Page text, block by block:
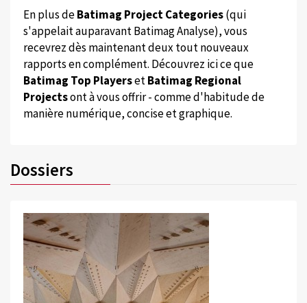
En plus deBatimag Project Categories(qui
s'appelait auparavant Batimag Analyse), vous
recevrez dès maintenant deux tout nouveaux
rapports en complément. Découvrez ici ce que
Batimag Top PlayersetBatimag Regional
Projectsont à vous offrir - comme d'habitude de
manière numérique, concise et graphique.
Dossiers